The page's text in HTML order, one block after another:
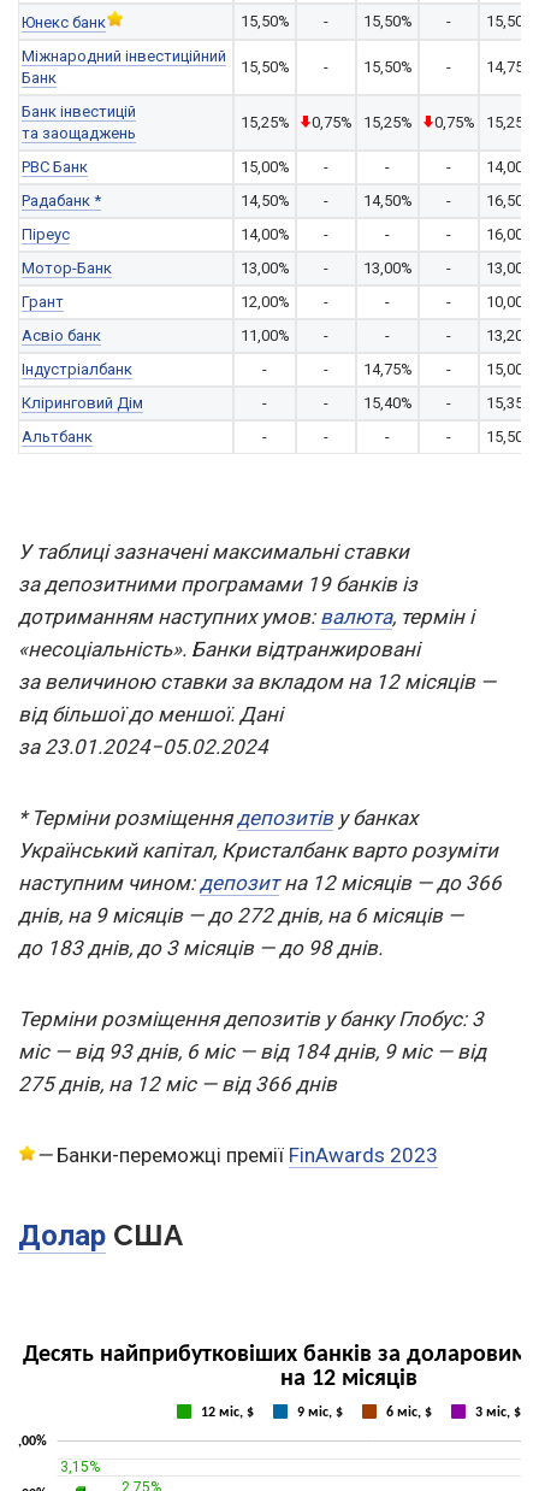
Юнекс банк 15,50% - 15,50% -
15,50%
Міжнародний інвестиційний
Банк
15,50% - 15,50% - 14,75%
Банк інвестицій
та заощаджень
15,25% 0,75% 15,25% 0,75% 15,25%
РВС Банк 15,00% - - -
14,00%
Радабанк *
14,50% - 14,50% -
16,50%
Піреус
14,00% - - -
16,00%
Мотор-Банк
13,00% - 13,00% -
13,00%
Грант
12,00% - - -
10,00%
Асвіо банк
11,00% - - -
13,20%
Індустріалбанк
- - 14,75% -
15,00%
Кліринговий Дім
- - 15,40% -
15,35%
Альтбанк
- - - - 15,50%
У таблиці зазначені максимальні ставки
за депозитними програмами 19 банків із
дотриманням наступних умов: валюта, термін і
«несоціальність». Банки відтранжировані
за величиною ставки за вкладом на 12 місяців —
від більшої до меншої. Дані
за 23.01.2024−05.02.2024
* Терміни розміщеннядепозитіву банках
Український капітал, Кристалбанк варто розуміти
наступним чином:депозитна 12 місяців — до 366
днів, на 9 місяців — до 272 днів, на 6 місяців —
до 183 днів, до 3 місяців — до 98 днів.
Терміни розміщення депозитів у банку Глобус: 3
міс — від 93 днів, 6 міс — від 184 днів, 9 міс — від
275 днів, на 12 міс — від 366 днів
— Банки-переможці премії FinAwards 2023
Долар США